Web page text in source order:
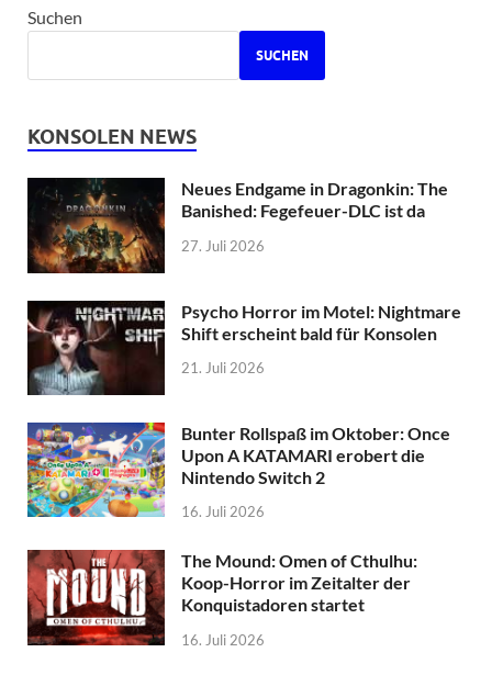
Suchen
SUCHEN
KONSOLEN NEWS
Neues Endgame in Dragonkin: The
Banished: Fegefeuer-DLC ist da
27. Juli 2026
Psycho Horror im Motel: Nightmare
Shift erscheint bald für Konsolen
21. Juli 2026
Bunter Rollspaß im Oktober: Once
Upon A KATAMARI erobert die
Nintendo Switch 2
16. Juli 2026
The Mound: Omen of Cthulhu:
Koop-Horror im Zeitalter der
Konquistadoren startet
16. Juli 2026